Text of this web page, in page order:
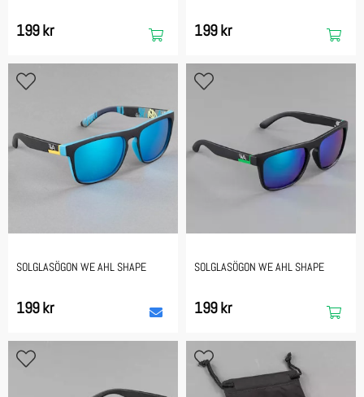
199 kr 199 kr
SOLGLASÖGON WE AHL SHAPE
199 kr
SOLGLASÖGON WE AHL SHAPE
199 kr